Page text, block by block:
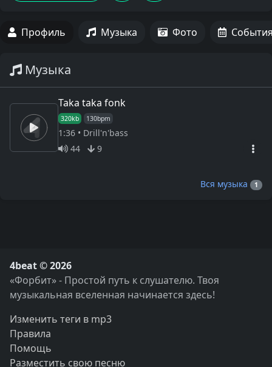
Профиль Музыка Фото
Музыка
Taka taka fonk
320kb 130bpm
1:36 • Drill'n'bass
44
9
Вся музыка 1
4beat © 2026
«Форбит» - Простой путь к слушателю. Твоя
музыкальная вселенная начинается здесь!
Изменить теги в mp3
Правила
Помощь
Разместить свою песню